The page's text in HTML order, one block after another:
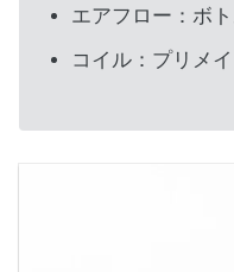
エアフロー：ボ
コイル：プリメ